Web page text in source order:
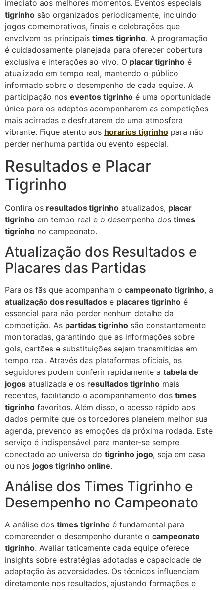
imediato aos melhores momentos. Eventos especiais
tigrinho são organizados periodicamente, incluindo
jogos comemorativos, finais e celebrações que
envolvem os principais times tigrinho. A programação
é cuidadosamente planejada para oferecer cobertura
exclusiva e interações ao vivo. O placar tigrinho é
atualizado em tempo real, mantendo o público
informado sobre o desempenho de cada equipe. A
participação nos eventos tigrinho é uma oportunidade
única para os adeptos acompanharem as competições
mais acirradas e desfrutarem de uma atmosfera
vibrante. Fique atento aos horarios tigrinho para não
perder nenhuma partida ou evento especial.
Resultados e Placar
Tigrinho
Confira os resultados tigrinho atualizados, placar
tigrinho em tempo real e o desempenho dos times
tigrinho no campeonato.
Atualização dos Resultados e
Placares das Partidas
Para os fãs que acompanham o campeonato tigrinho, a
atualização dos resultados e placares tigrinho é
essencial para não perder nenhum detalhe da
competição. As partidas tigrinho são constantemente
monitoradas, garantindo que as informações sobre
gols, cartões e substituições sejam transmitidas em
tempo real. Através das plataformas oficiais, os
seguidores podem conferir rapidamente a tabela de
jogos atualizada e os resultados tigrinho mais
recentes, facilitando o acompanhamento dos times
tigrinho favoritos. Além disso, o acesso rápido aos
dados permite que os torcedores planeiem melhor sua
agenda, prevendo as emoções da próxima rodada. Este
serviço é indispensável para manter-se sempre
conectado ao universo do tigrinho jogo, seja em casa
ou nos jogos tigrinho online.
Análise dos Times Tigrinho e
Desempenho no Campeonato
A análise dos times tigrinho é fundamental para
compreender o desempenho durante o campeonato
tigrinho. Avaliar taticamente cada equipe oferece
insights sobre estratégias adotadas e capacidade de
adaptação às adversidades. Os técnicos influenciam
diretamente nos resultados, ajustando formações e